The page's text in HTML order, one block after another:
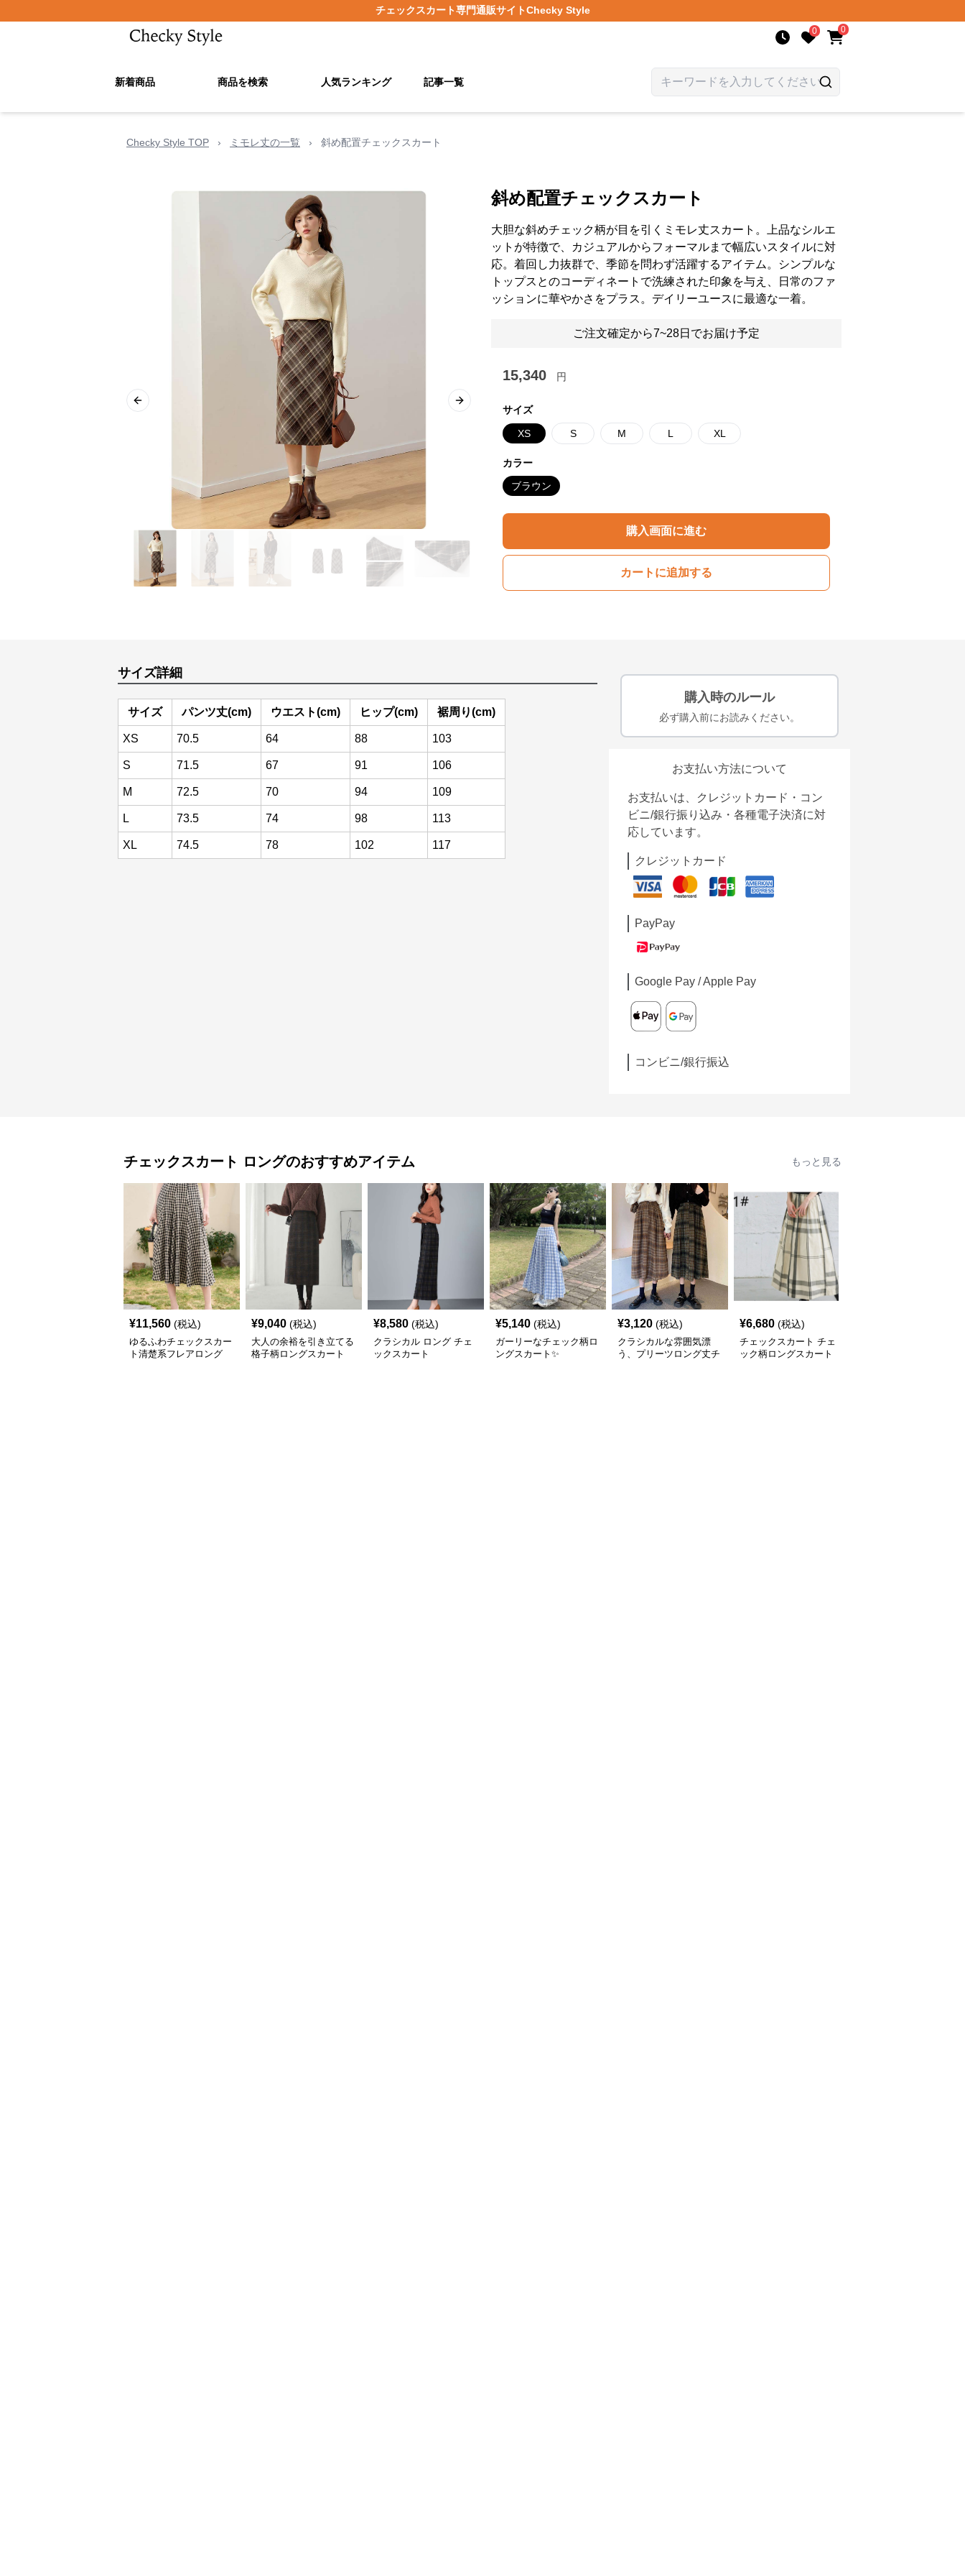
チェックスカート専門通販サイトChecky Style
0 0
新着商品 商品を検索 人気ランキング 記事一覧
Checky Style TOP › ミモレ丈の一覧 › 斜め配置チェックスカート
Previous slide Next slide
斜め配置チェックスカート
大胆な斜めチェック柄が目を引くミモレ丈スカート。上品なシルエ
ットが特徴で、カジュアルからフォーマルまで幅広いスタイルに対
応。着回し力抜群で、季節を問わず活躍するアイテム。シンプルな
トップスとのコーディネートで洗練された印象を与え、日常のファ
ッションに華やかさをプラス。デイリーユースに最適な一着。
ご注文確定から7~28日でお届け予定
15,340 円
サイズ
XS S M L XL
カラー
ブラウン
購入画面に進む
カートに追加する
サイズ詳細
サイズ パンツ丈(cm) ウエスト(cm) ヒップ(cm) 裾周り(cm)
XS 70.5 64 88 103
S 71.5 67 91 106
M 72.5 70 94 109
L 73.5 74 98 113
XL 74.5 78 102 117
購入時のルール
必ず購入前にお読みください。
お支払い方法について
お支払いは、クレジットカード・コン
ビニ/銀行振り込み・各種電子決済に対
応しています。
クレジットカード
PayPay
Google Pay / Apple Pay
コンビニ/銀行振込
チェックスカート ロングのおすすめアイテム もっと見る
¥11,560 (税込)
ゆるふわチェックスカー
ト清楚系フレアロング
¥9,040 (税込)
大人の余裕を引き立てる
格子柄ロングスカート
¥8,580 (税込)
クラシカル ロング チェ
ックスカート
¥5,140 (税込)
ガーリーなチェック柄ロ
ングスカート✨
¥3,120 (税込)
クラシカルな雰囲気漂
う、プリーツロング丈チ
¥6,680 (税込)
チェックスカート チェ
ック柄ロングスカート